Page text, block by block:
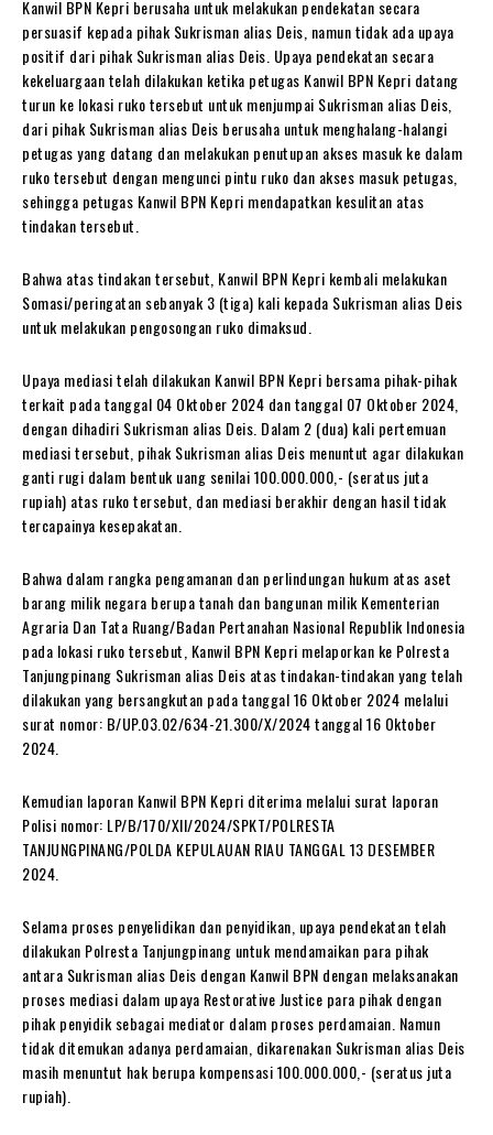
Kanwil BPN Kepri berusaha untuk melakukan pendekatan secara
persuasif kepada pihak Sukrisman alias Deis, namun tidak ada upaya
positif dari pihak Sukrisman alias Deis. Upaya pendekatan secara
kekeluargaan telah dilakukan ketika petugas Kanwil BPN Kepri datang
turun ke lokasi ruko tersebut untuk menjumpai Sukrisman alias Deis,
dari pihak Sukrisman alias Deis berusaha untuk menghalang-halangi
petugas yang datang dan melakukan penutupan akses masuk ke dalam
ruko tersebut dengan mengunci pintu ruko dan akses masuk petugas,
sehingga petugas Kanwil BPN Kepri mendapatkan kesulitan atas
tindakan tersebut.
Bahwa atas tindakan tersebut, Kanwil BPN Kepri kembali melakukan
Somasi/peringatan sebanyak 3 (tiga) kali kepada Sukrisman alias Deis
untuk melakukan pengosongan ruko dimaksud.
Upaya mediasi telah dilakukan Kanwil BPN Kepri bersama pihak-pihak
terkait pada tanggal 04 Oktober 2024 dan tanggal 07 Oktober 2024,
dengan dihadiri Sukrisman alias Deis. Dalam 2 (dua) kali pertemuan
mediasi tersebut, pihak Sukrisman alias Deis menuntut agar dilakukan
ganti rugi dalam bentuk uang senilai 100.000.000,- (seratus juta
rupiah) atas ruko tersebut, dan mediasi berakhir dengan hasil tidak
tercapainya kesepakatan.
Bahwa dalam rangka pengamanan dan perlindungan hukum atas aset
barang milik negara berupa tanah dan bangunan milik Kementerian
Agraria Dan Tata Ruang/Badan Pertanahan Nasional Republik Indonesia
pada lokasi ruko tersebut, Kanwil BPN Kepri melaporkan ke Polresta
Tanjungpinang Sukrisman alias Deis atas tindakan-tindakan yang telah
dilakukan yang bersangkutan pada tanggal 16 Oktober 2024 melalui
surat nomor: B/UP.03.02/634-21.300/X/2024 tanggal 16 Oktober
2024.
Kemudian laporan Kanwil BPN Kepri diterima melalui surat laporan
Polisi nomor: LP/B/170/XII/2024/SPKT/POLRESTA
TANJUNGPINANG/POLDA KEPULAUAN RIAU TANGGAL 13 DESEMBER
2024.
Selama proses penyelidikan dan penyidikan, upaya pendekatan telah
dilakukan Polresta Tanjungpinang untuk mendamaikan para pihak
antara Sukrisman alias Deis dengan Kanwil BPN dengan melaksanakan
proses mediasi dalam upaya Restorative Justice para pihak dengan
pihak penyidik sebagai mediator dalam proses perdamaian. Namun
tidak ditemukan adanya perdamaian, dikarenakan Sukrisman alias Deis
masih menuntut hak berupa kompensasi 100.000.000,- (seratus juta
rupiah).